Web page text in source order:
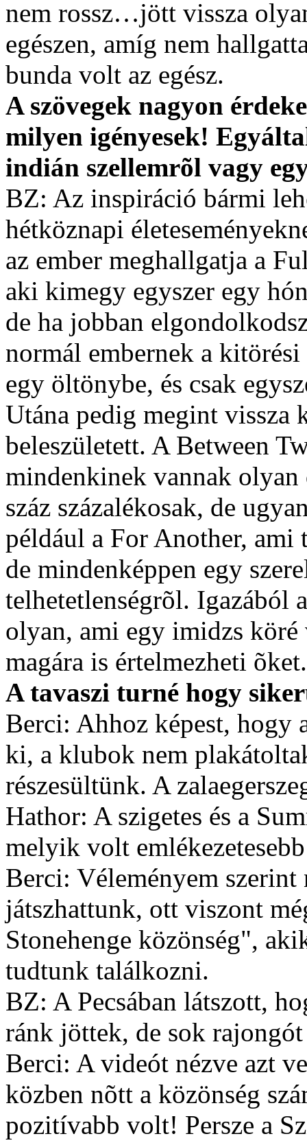
nem rossz…jött vissza
egészen, amíg nem
bunda volt az egész.
A szövegek nagyon
milyen igényesek!
indián szellemrõl vagy
BZ: Az inspiráció bármi
hétköznapi
az ember meghallgatja a
aki kimegy egyszer egy
de ha jobban
normál embernek a
egy öltönybe, és csak
Utána pedig megint vissza
beleszületett. A Between
mindenkinek vannak olyan
száz százalékosak, de
például a For Another, ami
de mindenképpen egy
telhetetlenségrõl. Igazából
olyan, ami egy imidzs
magára is értelmezheti õket.
A tavaszi turné hogy
Berci: Ahhoz képest, hogy
ki, a klubok nem
részesültünk. A
Hathor: A szigetes és a
melyik volt
Berci: Véleményem szerint
játszhattunk, ott viszont
Stonehenge közönség",
tudtunk találkozni.
BZ: A Pecsában látszott,
ránk jöttek, de sok
Berci: A videót nézve azt
közben nõtt a közönség
pozitívabb volt! Persze a